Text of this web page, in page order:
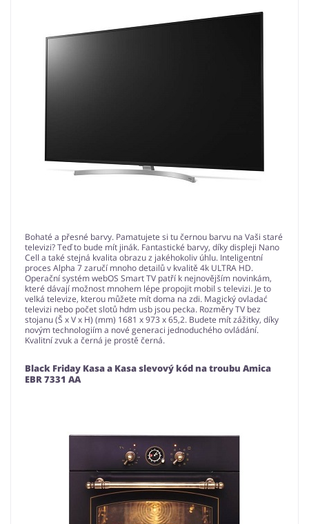
Bohaté a přesné barvy. Pamatujete si tu černou barvu na Vaši staré
televizi? Teď to bude mít jinák. Fantastické barvy, díky displeji Nano
Cell a také stejná kvalita obrazu z jakéhokoliv úhlu. Inteligentní
proces Alpha 7 zaručí mnoho detailů v kvalitě 4k ULTRA HD.
Operační systém webOS Smart TV patří k nejnovějším novinkám,
které dávají možnost mnohem lépe propojit mobil s televizi. Je to
velká televize, kterou můžete mít doma na zdi. Magický ovladać
televizi nebo počet slotů hdm usb jsou pecka. Rozměry TV bez
stojanu (Š x V x H) (mm) 1681 x 973 x 65,2. Budete mít zážitky, díky
novým technologiím a nové generaci jednoduchého ovládání.
Kvalitní zvuk a černá je prostě černá.
Black Friday Kasa a Kasa slevový kód na troubu Amica
EBR 7331 AA